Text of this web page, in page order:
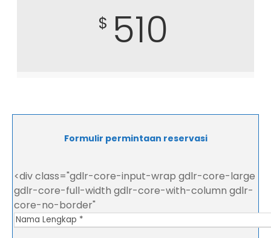
$ 510
Formulir permintaan reservasi
<div class="gdlr-core-input-wrap gdlr-core-large
gdlr-core-full-width gdlr-core-with-column gdlr-
core-no-border"